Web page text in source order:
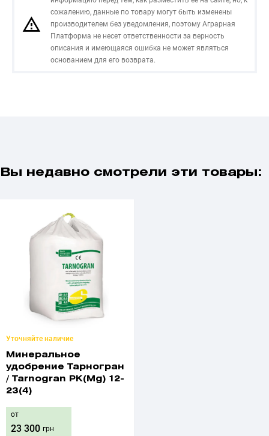
сожалению, данные по товару могут быть изменены
производителем без уведомления, поэтому Аграрная
Платформа не несет ответственности за верность
описания и имеющаяся ошибка не может являться
основанием для его возврата.
Вы недавно смотрели эти товары:
Уточняйте наличие
Минеральное
удобрение Тарногран
/ Tarnogran PK(Mg) 12-
23(4)
от
23 300 грн